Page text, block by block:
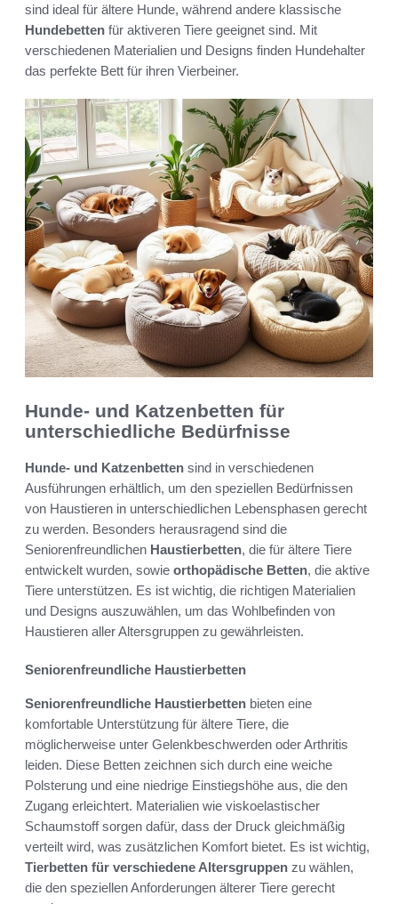
sind ideal für ältere Hunde, während andere klassische
Hundebetten für aktiveren Tiere geeignet sind. Mit
verschiedenen Materialien und Designs finden Hundehalter
das perfekte Bett für ihren Vierbeiner.
Hunde- und Katzenbetten für
unterschiedliche Bedürfnisse
Hunde- und Katzenbetten sind in verschiedenen
Ausführungen erhältlich, um den speziellen Bedürfnissen
von Haustieren in unterschiedlichen Lebensphasen gerecht
zu werden. Besonders herausragend sind die
Seniorenfreundlichen Haustierbetten, die für ältere Tiere
entwickelt wurden, sowie orthopädische Betten, die aktive
Tiere unterstützen. Es ist wichtig, die richtigen Materialien
und Designs auszuwählen, um das Wohlbefinden von
Haustieren aller Altersgruppen zu gewährleisten.
Seniorenfreundliche Haustierbetten
Seniorenfreundliche Haustierbetten bieten eine
komfortable Unterstützung für ältere Tiere, die
möglicherweise unter Gelenkbeschwerden oder Arthritis
leiden. Diese Betten zeichnen sich durch eine weiche
Polsterung und eine niedrige Einstiegshöhe aus, die den
Zugang erleichtert. Materialien wie viskoelastischer
Schaumstoff sorgen dafür, dass der Druck gleichmäßig
verteilt wird, was zusätzlichen Komfort bietet. Es ist wichtig,
Tierbetten für verschiedene Altersgruppen zu wählen,
die den speziellen Anforderungen älterer Tiere gerecht